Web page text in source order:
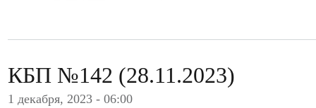
КБП №142 (28.11.2023)
1 декабря, 2023 - 06:00